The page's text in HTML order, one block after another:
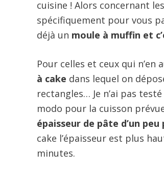
cuisine ! Alors concernant
spécifiquement pour vous
déjà un moule à muffin et
Pour celles et ceux qui n’en
à cake dans lequel on
rectangles… Je n’ai pas
modo pour la cuisson
épaisseur de pâte d’un peu
cake l’épaisseur est plus
minutes.